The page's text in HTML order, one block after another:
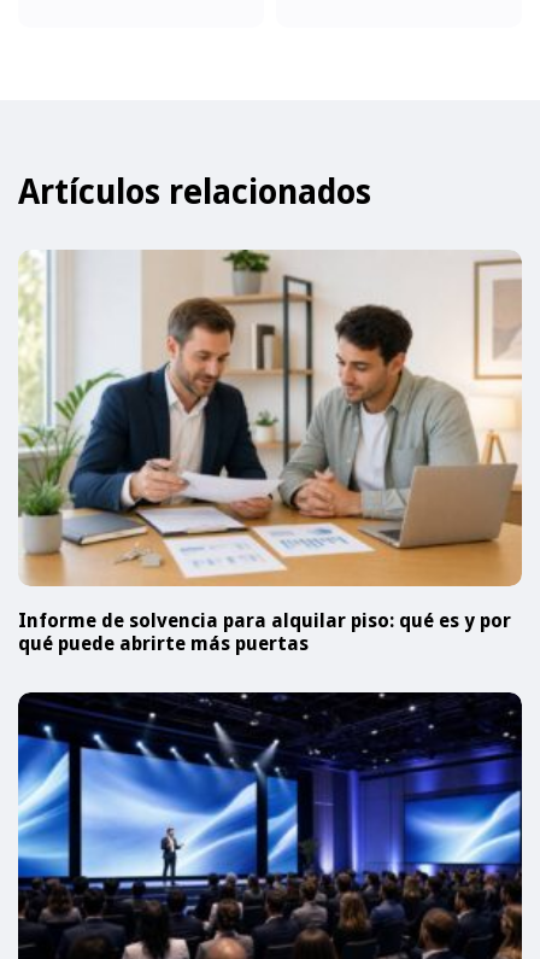
Artículos relacionados
Informe de solvencia para alquilar piso: qué es y por
qué puede abrirte más puertas